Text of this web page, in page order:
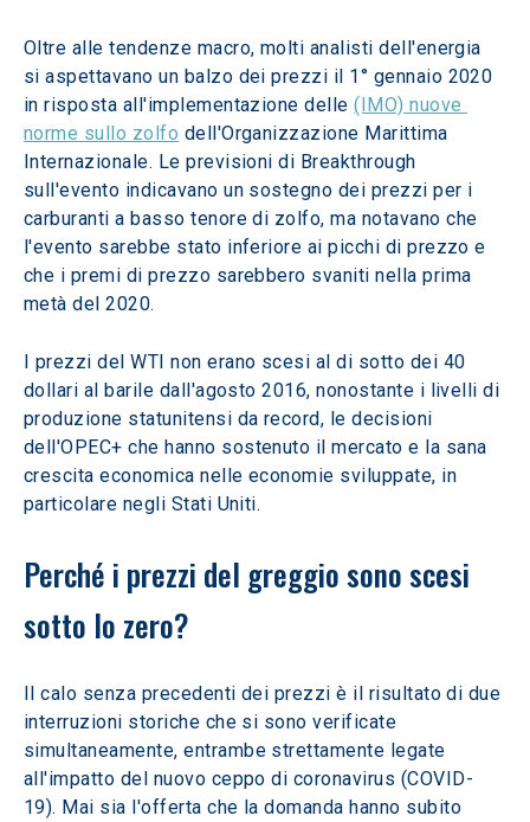
Oltre alle tendenze macro, molti analisti dell'energia
si aspettavano un balzo dei prezzi il 1° gennaio 2020
in risposta all'implementazione delle (IMO) nuove
norme sullo zolfo dell'Organizzazione Marittima
Internazionale. Le previsioni di Breakthrough
sull'evento indicavano un sostegno dei prezzi per i
carburanti a basso tenore di zolfo, ma notavano che
l'evento sarebbe stato inferiore ai picchi di prezzo e
che i premi di prezzo sarebbero svaniti nella prima
metà del 2020.
I prezzi del WTI non erano scesi al di sotto dei 40
dollari al barile dall'agosto 2016, nonostante i livelli di
produzione statunitensi da record, le decisioni
dell'OPEC+ che hanno sostenuto il mercato e la sana
crescita economica nelle economie sviluppate, in
particolare negli Stati Uniti.
Perché i prezzi del greggio sono scesi
sotto lo zero?
Il calo senza precedenti dei prezzi è il risultato di due
interruzioni storiche che si sono verificate
simultaneamente, entrambe strettamente legate
all'impatto del nuovo ceppo di coronavirus (COVID-
19). Mai sia l'offerta che la domanda hanno subito